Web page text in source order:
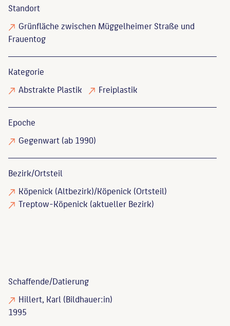
Standort
Grünfläche zwischen Müggelheimer Straße und
Frauentog
Kategorie
Abstrakte Plastik
Freiplastik
Epoche
Gegenwart (ab 1990)
Bezirk/Ortsteil
Köpenick (Altbezirk)/Köpenick (Ortsteil)
Treptow-Köpenick (aktueller Bezirk)
Schaffende/Datierung
Hillert, Karl(Bildhauer:in)
1995